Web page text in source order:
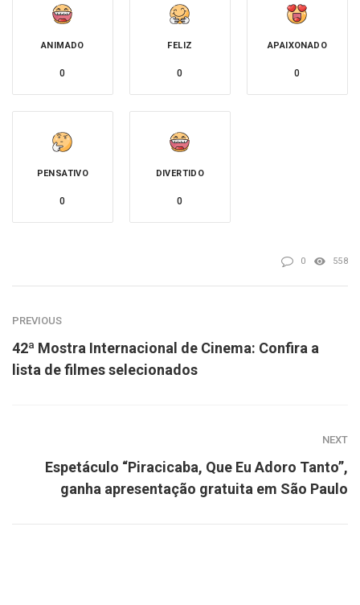
ANIMADO
0
FELIZ
0
APAIXONADO
0
PENSATIVO
0
DIVERTIDO
0
0 558
PREVIOUS
42ª Mostra Internacional de Cinema: Confira a
lista de filmes selecionados
NEXT
Espetáculo “Piracicaba, Que Eu Adoro Tanto”,
ganha apresentação gratuita em São Paulo